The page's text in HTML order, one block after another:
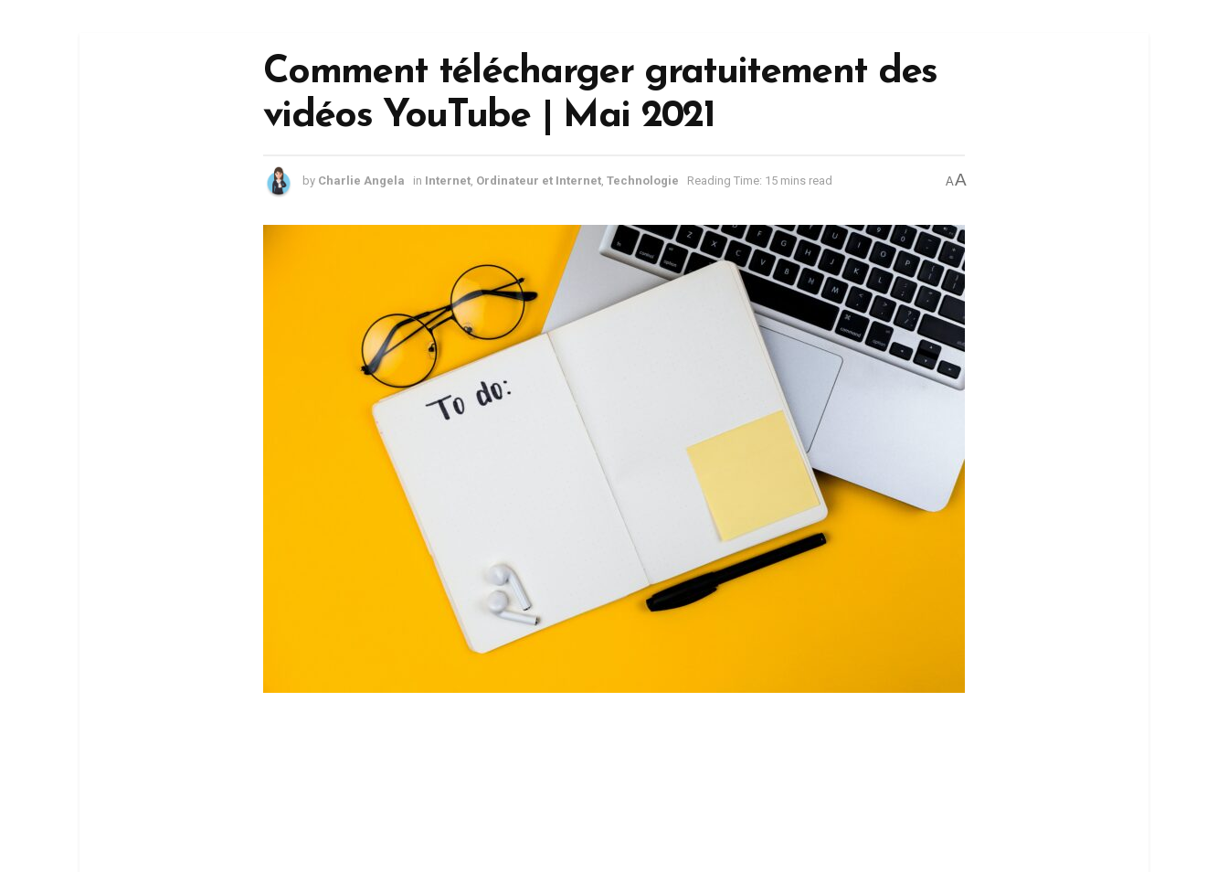
Comment télécharger gratuitement des
vidéos YouTube | Mai 2021
by Charlie Angela in Internet Ordinateur et Internet Technologie Reading Time: 15 mins read AA